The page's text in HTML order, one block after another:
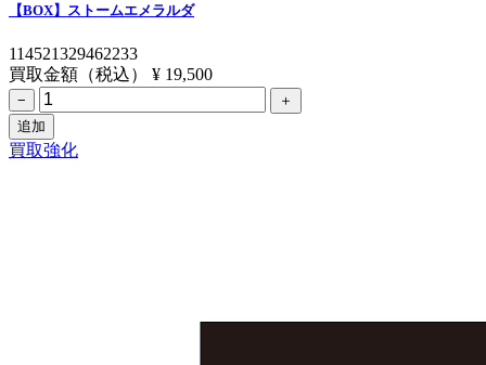
【BOX】ストームエメラルダ
114521329462233
買取金額（税込）
¥ 19,500
−
＋
追加
買取強化